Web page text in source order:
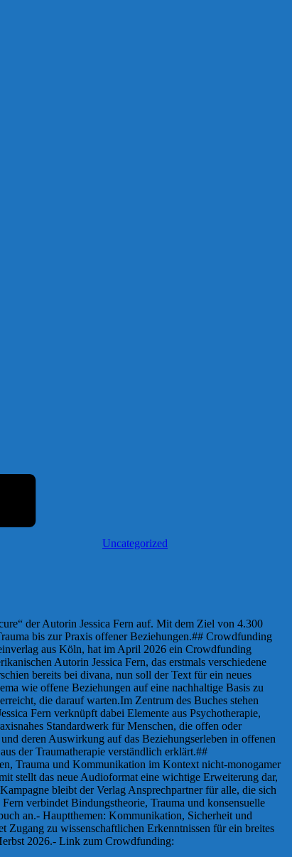
Uncategorized
der Autorin Jessica Fern auf. Mit dem Ziel von 4.300
bis zur Praxis offener Beziehungen.## Crowdfunding
aus Köln, hat im April 2026 ein Crowdfunding
Autorin Jessica Fern, das erstmals verschiedene
bereits bei divana, nun soll der Text für ein neues
wie offene Beziehungen auf eine nachhaltige Basis zu
die darauf warten.Im Zentrum des Buches stehen
Fern verknüpft dabei Elemente aus Psychotherapie,
Standardwerk für Menschen, die offen oder
deren Auswirkung auf das Beziehungserleben in offenen
der Traumatherapie verständlich erklärt.##
Trauma und Kommunikation im Kontext nicht-monogamer
stellt das neue Audioformat eine wichtige Erweiterung dar,
bleibt der Verlag Ansprechpartner für alle, die sich
verbindet Bindungstheorie, Trauma und konsensuelle
an.- Hauptthemen: Kommunikation, Sicherheit und
zu wissenschaftlichen Erkenntnissen für ein breites
2026.- Link zum Crowdfunding: